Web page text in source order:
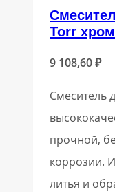
Torr
9 108,60₽
Смеситель
прочной,
коррозии.
литья и